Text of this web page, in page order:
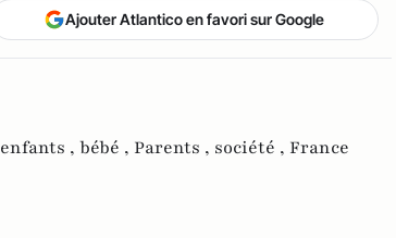
Ajouter Atlantico en favori sur Google
enfants , bébé , Parents , société , France